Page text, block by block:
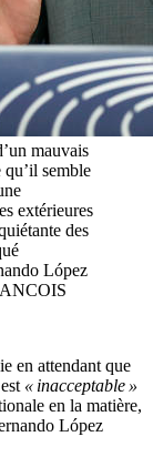
mauvais
qu’il semble
extérieures
des
López
en attendant que
« inacceptable »
en la matière,
López